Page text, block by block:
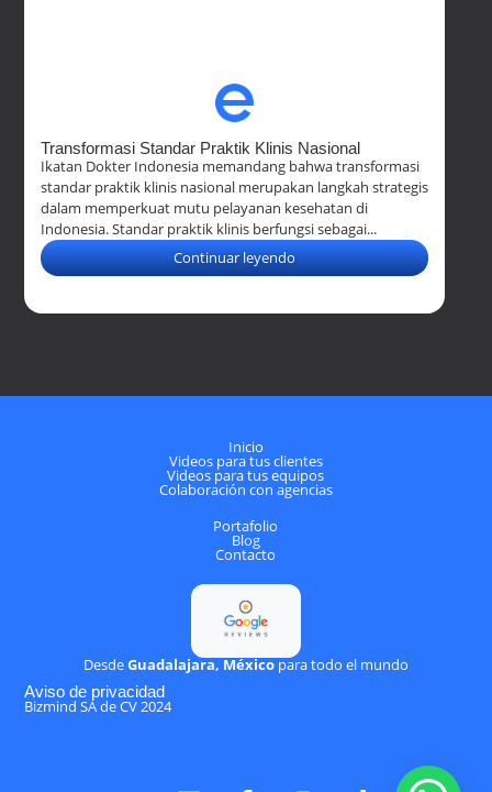
Transformasi Standar Praktik Klinis Nasional
Ikatan Dokter Indonesia memandang bahwa transformasi
standar praktik klinis nasional merupakan langkah strategis
dalam memperkuat mutu pelayanan kesehatan di
Indonesia. Standar praktik klinis berfungsi sebagai...
Continuar leyendo
Inicio
Videos para tus clientes
Videos para tus equipos
Colaboración con agencias
Portafolio
Blog
Contacto
DesdeGuadalajara, Méxicopara todo el mundo
Aviso de privacidad
Bizmind SA de CV 2024